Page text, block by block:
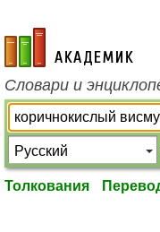
academic.ru
Словари и
Толкования